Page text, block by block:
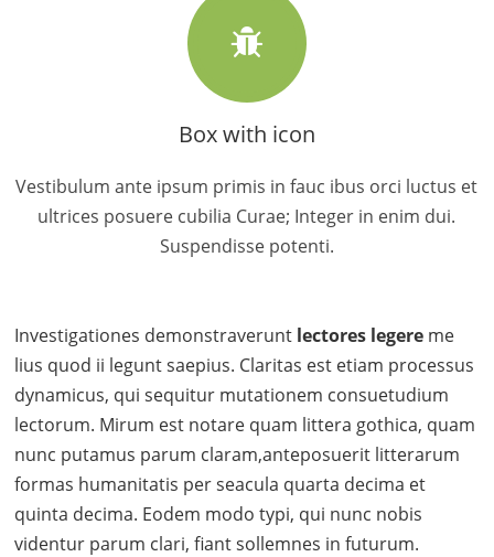
Box with icon
Vestibulum ante ipsum primis in fauc ibus orci luctus et
ultrices posuere cubilia Curae; Integer in enim dui.
Suspendisse potenti.
Investigationes demonstraverunt lectores legere me
lius quod ii legunt saepius. Claritas est etiam processus
dynamicus, qui sequitur mutationem consuetudium
lectorum. Mirum est notare quam littera gothica, quam
nunc putamus parum claram,anteposuerit litterarum
formas humanitatis per seacula quarta decima et
quinta decima. Eodem modo typi, qui nunc nobis
videntur parum clari, fiant sollemnes in futurum.